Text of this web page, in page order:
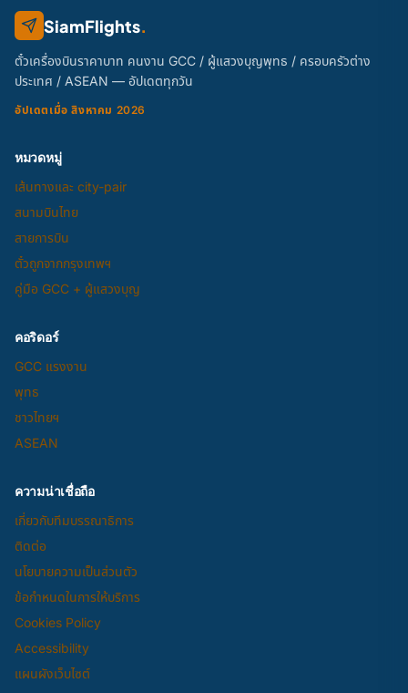
SiamFlights.
ตั๋วเครื่องบินราคาบาท คนงาน GCC / ผู้แสวงบุญพุทธ / ครอบครัวต่าง
ประเทศ / ASEAN — อัปเดตทุกวัน
อัปเดตเมื่อ สิงหาคม 2026
หมวดหมู่
เส้นทางและ city-pair
สนามบินไทย
สายการบิน
ตั๋วถูกจากกรุงเทพฯ
คู่มือ GCC + ผู้แสวงบุญ
คอริดอร์
GCC แรงงาน
พุทธ
ชาวไทยฯ
ASEAN
ความน่าเชื่อถือ
เกี่ยวกับทีมบรรณาธิการ
ติดต่อ
นโยบายความเป็นส่วนตัว
ข้อกำหนดในการให้บริการ
Cookies Policy
Accessibility
แผนผังเว็บไซต์